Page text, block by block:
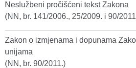
Neslužbeni pročišćeni tekst Zakona
(NN, br. 141/2006., 25/2009. i 90/
Zakon o izmjenama i dopunama
unijama
(NN, br. 90/2011.)